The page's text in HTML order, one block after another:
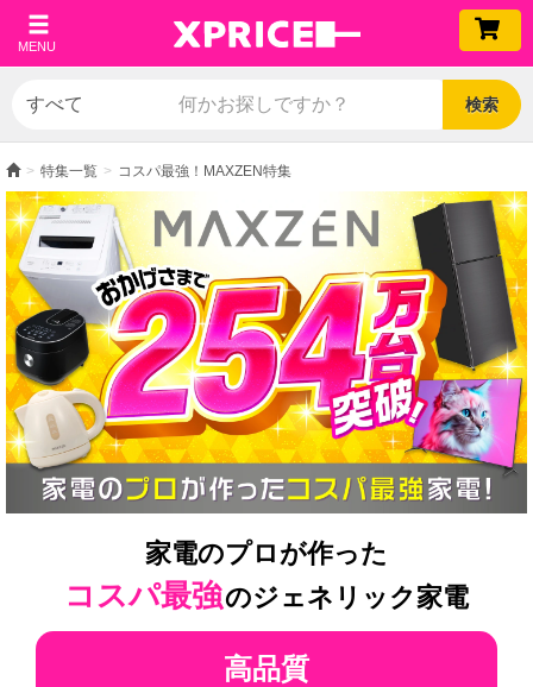
MENU
検索
特集一覧 コスパ最強！MAXZEN特集
家電のプロが作った
コスパ最強のジェネリック家電
高品質